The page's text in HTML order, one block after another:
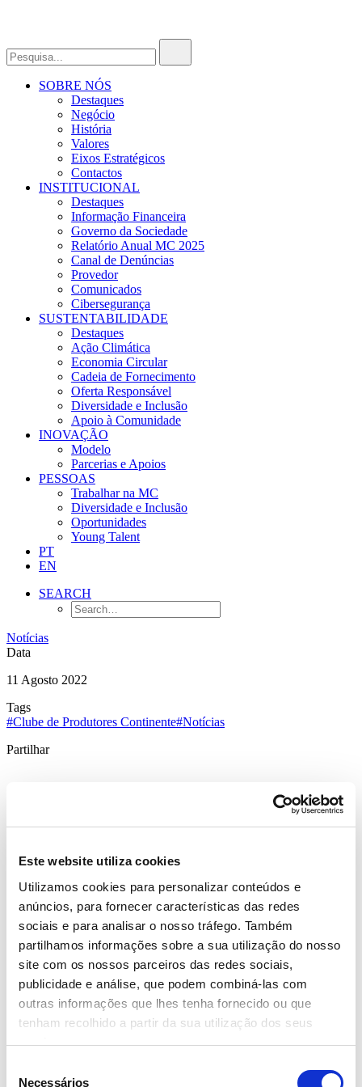
Este website utiliza cookies
Utilizamos cookies para personalizar conteúdos e
anúncios, para fornecer características das redes
sociais e para analisar o nosso tráfego. Também
partilhamos informações sobre a sua utilização do nosso
site com os nossos parceiros das redes sociais,
publicidade e análise, que podem combiná-las com
outras informações que lhes tenha fornecido ou que
tenham recolhido a partir da sua utilização dos seus
serviços.
Necessários
SOBRE NÓS
Destaques
Negócio
História
Valores
Eixos Estratégicos
Contactos
INSTITUCIONAL
Destaques
Informação Financeira
Governo da Sociedade
Relatório Anual MC 2025
Canal de Denúncias
Provedor
Comunicados
Cibersegurança
SUSTENTABILIDADE
Destaques
Ação Climática
Economia Circular
Cadeia de Fornecimento
Oferta Responsável
Diversidade e Inclusão
Apoio à Comunidade
INOVAÇÃO
Modelo
Parcerias e Apoios
PESSOAS
Trabalhar na MC
Diversidade e Inclusão
Oportunidades
Young Talent
PT
EN
SEARCH
Notícias
Data
11 Agosto 2022
Tags
#Clube de Produtores Continente#Notícias
Partilhar
INOVAÇÃO DE PRODUTORES
PORTUGUESES
O Clube de Produtores Continente premiou quatro empresas
nacionais agroalimentares, no decorrer do seu Encontro Anual,
que juntou mais de 150 produtores portugueses, em julho. Os
prémios “Inovação” foram atribuídos à ANPOC - Associação
Nacional das Proteaginosas, Oleaginosas e Cereais e à Aki D’el
Mar. O prémio “Sustentabilidade” foi atribuído à Jurofrutas de
Évora e a Organização de Produtores do Oeste – NARC Frutas
foi distinguida com o prémio “Excelência”.
Com o objetivo de distinguir o que de melhor se faz no setor
atribuir os prémios anuais de reconhecimento de boas práticas, nas